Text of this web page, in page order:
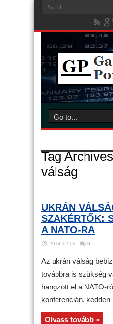
Tag
válság
UKRÁN
SZAKÉRTŐK:
A NATO-RA
2014-12-02 0
Az ukrán válság
továbbra is szükség
hangzott el a NATO-
konferencián, kedden
Olvass tovább »